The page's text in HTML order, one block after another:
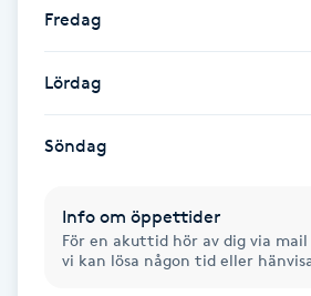
Hyperhidros
Hypnos
Hårborttagning
Hårförlängning
Fredag
Lördag
Söndag
Info om öppettider
För en akuttid hör av dig via mail
vi kan lösa någon tid eller